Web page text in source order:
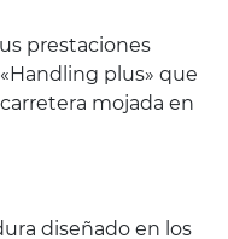
prestaciones
plus» que
mojada en
diseñado en los